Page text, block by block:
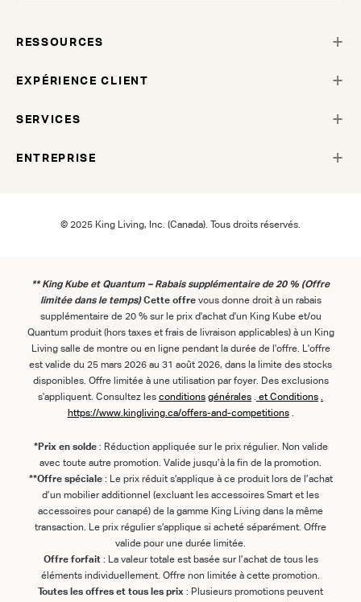
RESSOURCES
EXPÉRIENCE CLIENT
SERVICES
ENTREPRISE
© 2025 King Living, Inc. (Canada). Tous droits réservés.
** King Kube et Quantum – Rabais supplémentaire de 20 % (Offre
limitée dans le temps) Cette offrevous donne droit à un rabais
supplémentaire de 20 % sur le prix d'achat d'un King Kube et/ou
Quantum produit (hors taxes et frais de livraison applicables) à un King
Living salle de montre ou en ligne pendant la durée de l'offre. L'offre
est valide du 25 mars 2026 au 31 août 2026, dans la limite des stocks
disponibles. Offre limitée à une utilisation par foyer. Des exclusions
s'appliquent. Consultez les conditions générales . et Conditions .
https://www.kingliving.ca/offers-and-competitions.
*Prix en solde: Réduction appliquée sur le prix régulier. Non valide
avec toute autre promotion. Valide jusqu’à la fin de la promotion.
**Offre spéciale: Le prix réduit s’applique à ce produit lors de l’achat
d’un mobilier additionnel (excluant les accessoires Smart et les
accessoires pour canapé) de la gamme King Living dans la même
transaction. Le prix régulier s’applique si acheté séparément. Offre
valide pour une durée limitée.
Offre forfait: La valeur totale est basée sur l’achat de tous les
éléments individuellement. Offre non limitée à cette promotion.
Toutes les offres et tous les prix : Plusieurs promotions peuvent